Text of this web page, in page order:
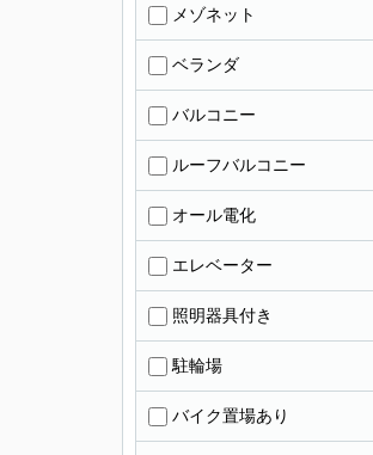
メゾネット
ベランダ
バルコニー
ルーフバルコニー
オール電化
エレベーター
照明器具付き
駐輪場
バイク置場あり